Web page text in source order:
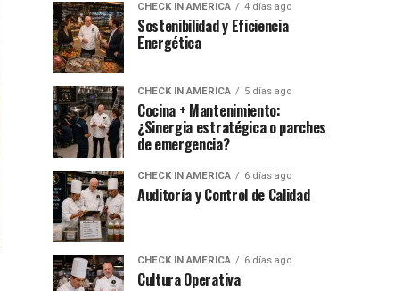
CHECK IN AMERICA 4 días ago
Sostenibilidad y Eficiencia
Energética
CHECK IN AMERICA 5 días ago
Cocina + Mantenimiento:
¿Sinergia estratégica o parches
de emergencia?
CHECK IN AMERICA 6 días ago
Auditoría y Control de Calidad
CHECK IN AMERICA 6 días ago
Cultura Operativa